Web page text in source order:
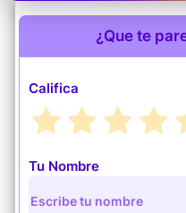
¿Que te
Califica
Tu Nombre